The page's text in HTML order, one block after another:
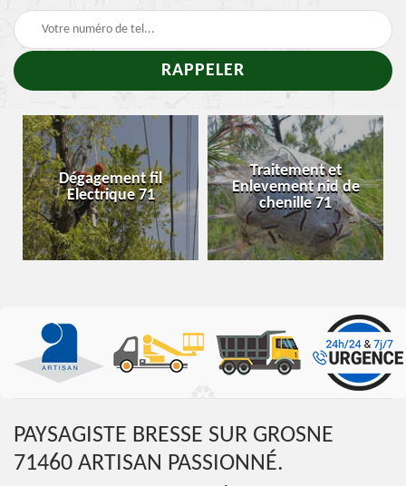
Dégagement fil
Electrique 71
Traitement et
Enlevement nid de
chenille 71
PAYSAGISTE BRESSE SUR GROSNE
71460 ARTISAN PASSIONNÉ.